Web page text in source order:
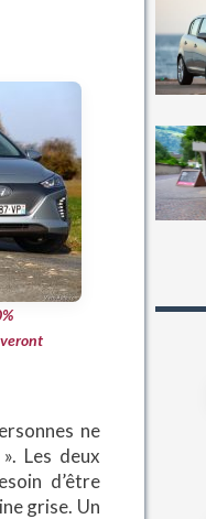
ne
Les deux
d’être
grise. Un